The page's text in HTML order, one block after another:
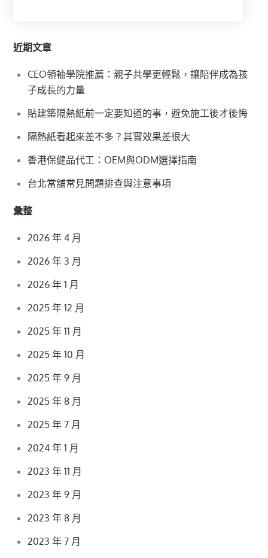
近期文章
CEO領袖學院推薦：親子共學更輕鬆，讓陪伴成為孩
子成長的力量
貼建築隔熱紙前一定要知道的事，避免施工後才後悔
隔熱紙看起來差不多？其實效果差很大
香港保健品代工：OEM與ODM選擇指南
台北當舖常見問題排查與注意事項
彙整
2026 年 4 月
2026 年 3 月
2026 年 1 月
2025 年 12 月
2025 年 11 月
2025 年 10 月
2025 年 9 月
2025 年 8 月
2025 年 7 月
2024 年 1 月
2023 年 11 月
2023 年 9 月
2023 年 8 月
2023 年 7 月